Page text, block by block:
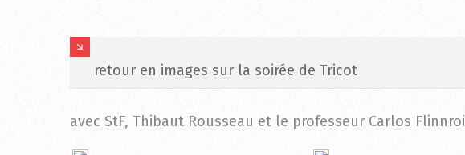
retour en images sur la soirée de Tricot
avec StF, Thibaut Rousseau et le professeur Carlos Flinnroi